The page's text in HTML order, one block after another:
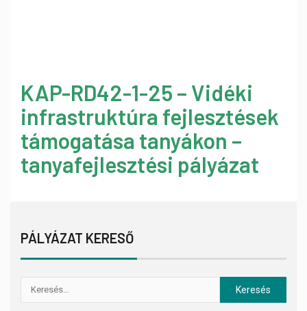
KAP-RD42-1-25 – Vidéki
infrastruktúra fejlesztések
támogatása tanyákon –
tanyafejlesztési pályázat
PÁLYÁZAT KERESŐ